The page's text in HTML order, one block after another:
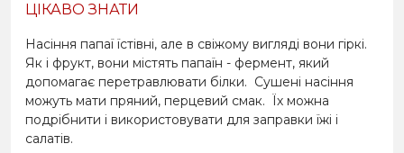
ЦІКАВО ЗНАТИ
Насіння папаї їстівні, але в свіжому вигляді вони гіркі.
Як і фрукт, вони містять папаїн - фермент, який
допомагає перетравлювати білки. Сушені насіння
можуть мати пряний, перцевий смак.
Їх можна
подрібнити і використовувати для заправки їжі і
салатів.